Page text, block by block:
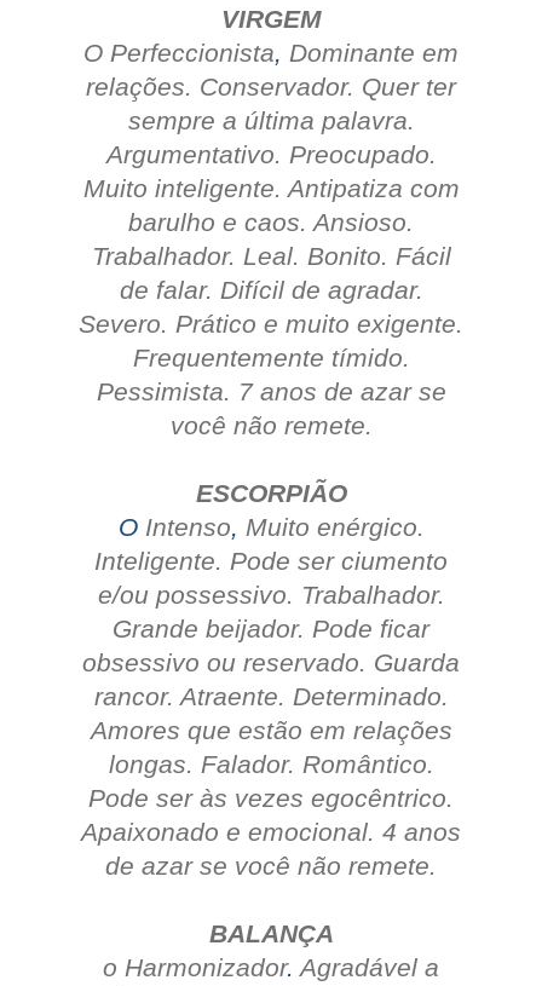
VIRGEM
O Perfeccionista, Dominante em
relações. Conservador. Quer ter
sempre a última palavra.
Argumentativo. Preocupado.
Muito inteligente. Antipatiza com
barulho e caos. Ansioso.
Trabalhador. Leal. Bonito. Fácil
de falar. Difícil de agradar.
Severo. Prático e muito exigente.
Frequentemente tímido.
Pessimista. 7 anos de azar se
você não remete.
ESCORPIÃO
OIntenso, Muito enérgico.
Inteligente. Pode ser ciumento
e/ou possessivo. Trabalhador.
Grande beijador. Pode ficar
obsessivo ou reservado. Guarda
rancor. Atraente. Determinado.
Amores que estão em relações
longas. Falador. Romântico.
Pode ser às vezes egocêntrico.
Apaixonado e emocional. 4 anos
de azar se você não remete.
BALANÇA
o Harmonizador.Agradável a